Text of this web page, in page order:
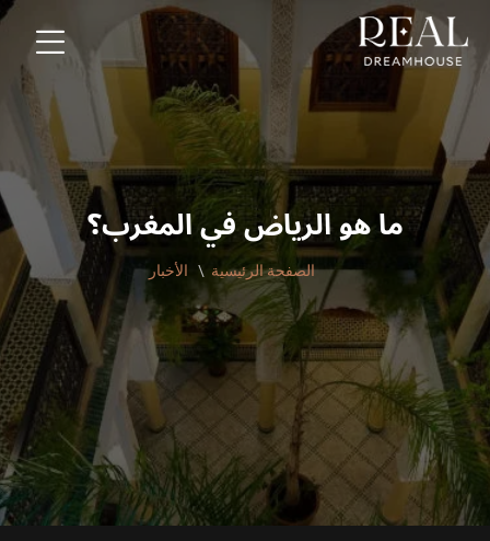
ما هو الرياض في المغرب؟
الصفحة الرئيسية الأخبار